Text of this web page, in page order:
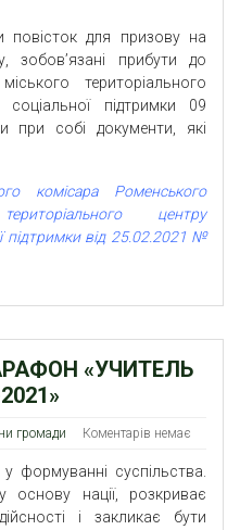
повісток для призову на
зобов’язані прибути до
територіального
підтримки 09
при собі документи, які
комісара Роменського
центру
підтримки від 25.02.2021 №
«УЧИТЕЛЬ
громади Коментарів немає
суспільства.
основу нації, розкриває
і закликає бути